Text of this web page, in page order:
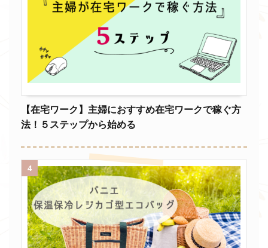
【在宅ワーク】主婦におすすめ在宅ワークで稼ぐ方
法！５ステップから始める
4